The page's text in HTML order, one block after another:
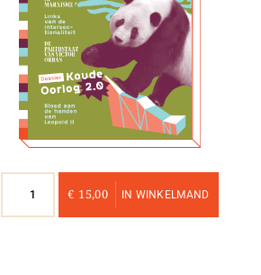
aantal
€ 15,00 IN WINKELMAND